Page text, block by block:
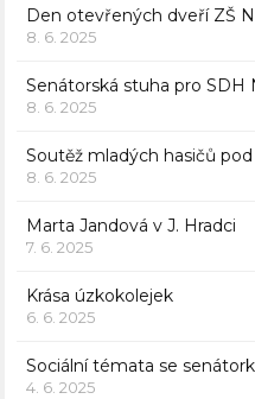
Den otevřených dveří ZŠ
8. 6. 2025
Senátorská stuha pro SDH
8. 6. 2025
Soutěž mladých hasičů
8. 6. 2025
Marta Jandová v J. Hradci
7. 6. 2025
Krása úzkokolejek
6. 6. 2025
Sociální témata se
4. 6. 2025